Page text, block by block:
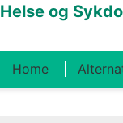
Helse og
Home